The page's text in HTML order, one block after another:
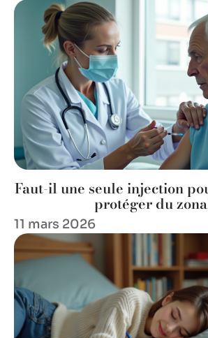
Faut-il une seule injection
protéger du
11 mars 2026